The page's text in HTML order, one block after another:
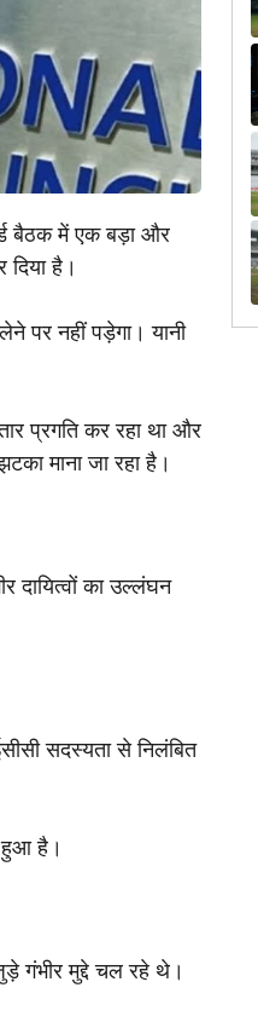
बैठक में एक बड़ा और
है।
पर नहीं पड़ेगा। यानी
प्रगति कर रहा था और
माना जा रहा है।
दायित्वों का उल्लंघन
सदस्यता से निलंबित
हुआ है।
गंभीर मुद्दे चल रहे थे।